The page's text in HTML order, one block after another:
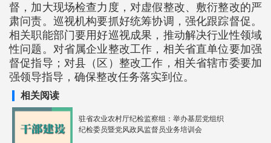
督，加大现场检查力度，对虚假整改、敷衍整改的严
肃问责。巡视机构要抓好统筹协调，强化跟踪督促。
相关职能部门要用好巡视成果，推动解决行业性领域
性问题。对省属企业整改工作，相关省直单位要加强
督促指导；对县（区）整改工作，相关省辖市委要加
强领导指导，确保整改任务落实到位。
相关阅读
驻省农业农村厅纪检监察组：举办基层党组织
纪检委员暨党风政风监督员业务培训会